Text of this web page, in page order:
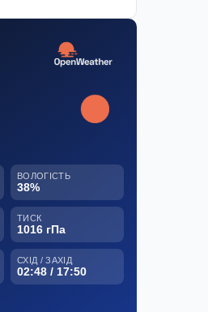
ВОЛОГІСТЬ
38%
ТИСК
1016 гПа
СХІД / ЗАХІД
02:48 / 17:50